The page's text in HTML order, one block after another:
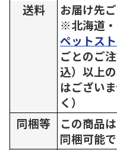
送料
お届け先
※北海道・
ペットス
ごとのご
込）以上
はござい
く）
同梱等
この商品は
同梱可能で